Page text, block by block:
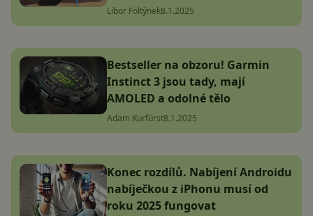
Libor Foltýnek8.1.2025
Bestseller na obzoru! Garmin
Instinct 3 jsou tady, mají
AMOLED a odolné tělo
Adam Kurfürst8.1.2025
Konec rozdílů. Nabíjení Androidu
nabíječkou z iPhonu musí od
roku 2025 fungovat